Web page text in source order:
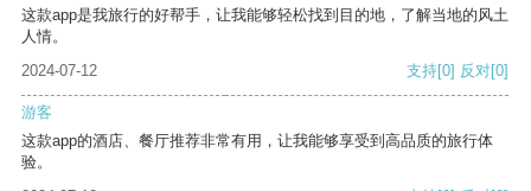
这款app是我旅行的好帮手，让我能够轻松找到目的地，了解当地的风土
人情。
2024-07-12
支持[0] 反对[0]
游客
这款app的酒店、餐厅推荐非常有用，让我能够享受到高品质的旅行体
验。